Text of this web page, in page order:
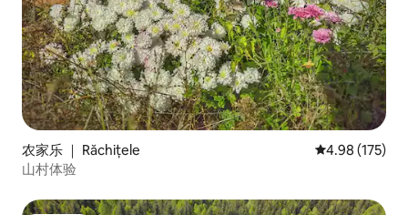
农家乐 ｜ Răchițele 平均评分 4.98
4.98 (175)
山村体验